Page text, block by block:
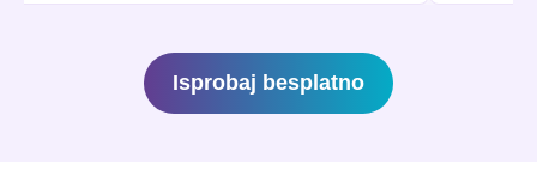
Isprobaj besplatno